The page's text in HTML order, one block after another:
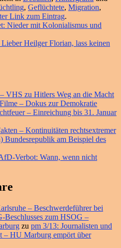
, Geflüchtete, Migration,
Link zum Eintrag.
Nieder mit Kolonialismus und
Heilger Florian, lass keinen
VHS zu Hitlers Weg an die Macht
– Dokus zur Demokratie
– Einreichung bis 31. Januar
– Kontinuitäten rechtsextremer
Bundesrepublik am Beispiel des
Verbot: Wann, wenn nicht
– Beschwerdeführer bei
Beschlusses zum HSOG –
zu pm 3/13: Journalisten und
– HU Marburg empört über